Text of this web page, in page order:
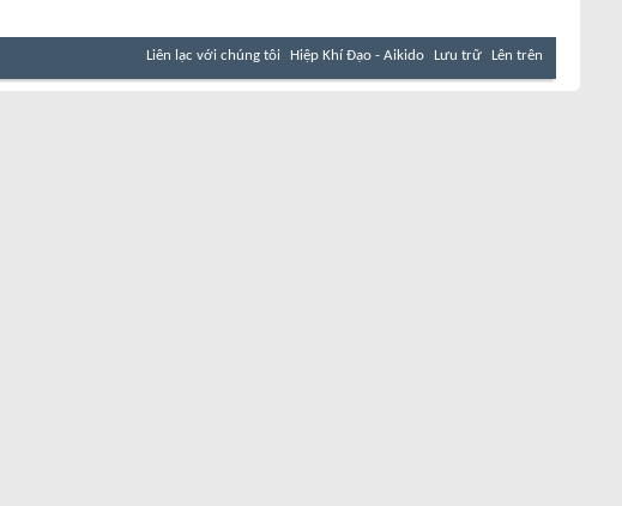
Liên lạc với chúng tôi Hiệp Khí Đạo - Aikido Lưu trữ Lên trên